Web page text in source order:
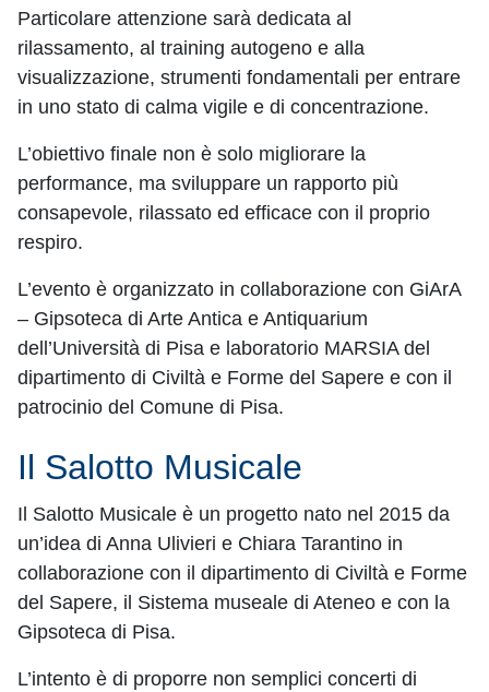
Particolare attenzione sarà dedicata al
rilassamento, al training autogeno e alla
visualizzazione, strumenti fondamentali per entrare
in uno stato di calma vigile e di concentrazione.
L’obiettivo finale non è solo migliorare la
performance, ma sviluppare un rapporto più
consapevole, rilassato ed efficace con il proprio
respiro.
L’evento è organizzato in collaborazione con GiArA
– Gipsoteca di Arte Antica e Antiquarium
dell’Università di Pisa e laboratorio MARSIA del
dipartimento di Civiltà e Forme del Sapere e con il
patrocinio del Comune di Pisa.
Il Salotto Musicale
Il Salotto Musicale è un progetto nato nel 2015 da
un’idea di Anna Ulivieri e Chiara Tarantino in
collaborazione con il dipartimento di Civiltà e Forme
del Sapere, il Sistema museale di Ateneo e con la
Gipsoteca di Pisa.
L’intento è di proporre non semplici concerti di